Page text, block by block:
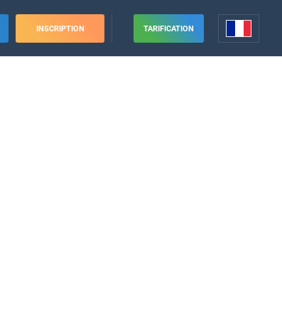
INSCRIPTION TARIFICATION